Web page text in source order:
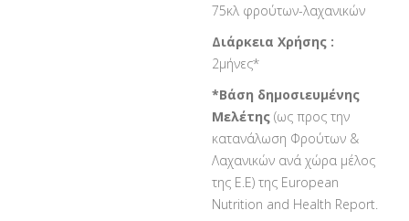
75κλ φρούτων-λαχανικών
Διάρκεια Χρήσης :
2μήνες*
*Βάση δημοσιευμένης
Μελέτης(ως προς την
κατανάλωση Φρούτων &
Λαχανικών ανά χώρα μέλος
της Ε.Ε) της European
Nutrition and Health Report.